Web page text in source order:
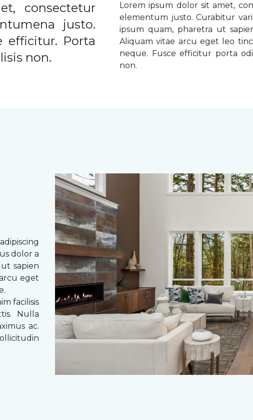
consectetur
justo.
efficitur. Porta
non.
Lorem ipsum dolor sit amet,
elementum justo. Curabitur
ipsum quam, pharetra ut
Aliquam vitae arcu eget leo
neque. Fusce efficitur porta
non.
dolor a
sapien
eget
facilisis
Nulla
ac.